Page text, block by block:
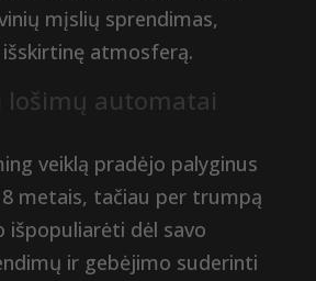
mįslių sprendimas,
atmosferą.
lošimų automatai
veiklą pradėjo palyginus
metais, tačiau per trumpą
išpopuliarėti dėl savo
ir gebėjimo suderinti